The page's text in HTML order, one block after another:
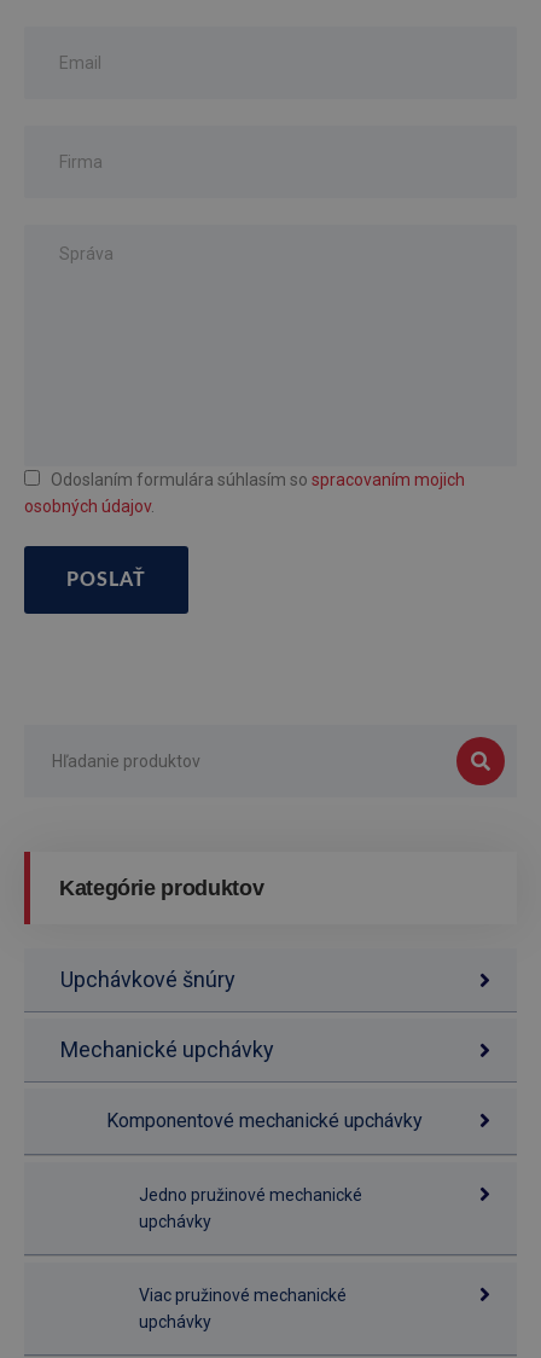
Odoslaním formulára súhlasím so spracovaním mojich
osobných údajov.
POSLAŤ
Kategórie produktov
Upchávkové šnúry
Mechanické upchávky
Komponentové mechanické upchávky
Jedno pružinové mechanické
upchávky
Viac pružinové mechanické
upchávky